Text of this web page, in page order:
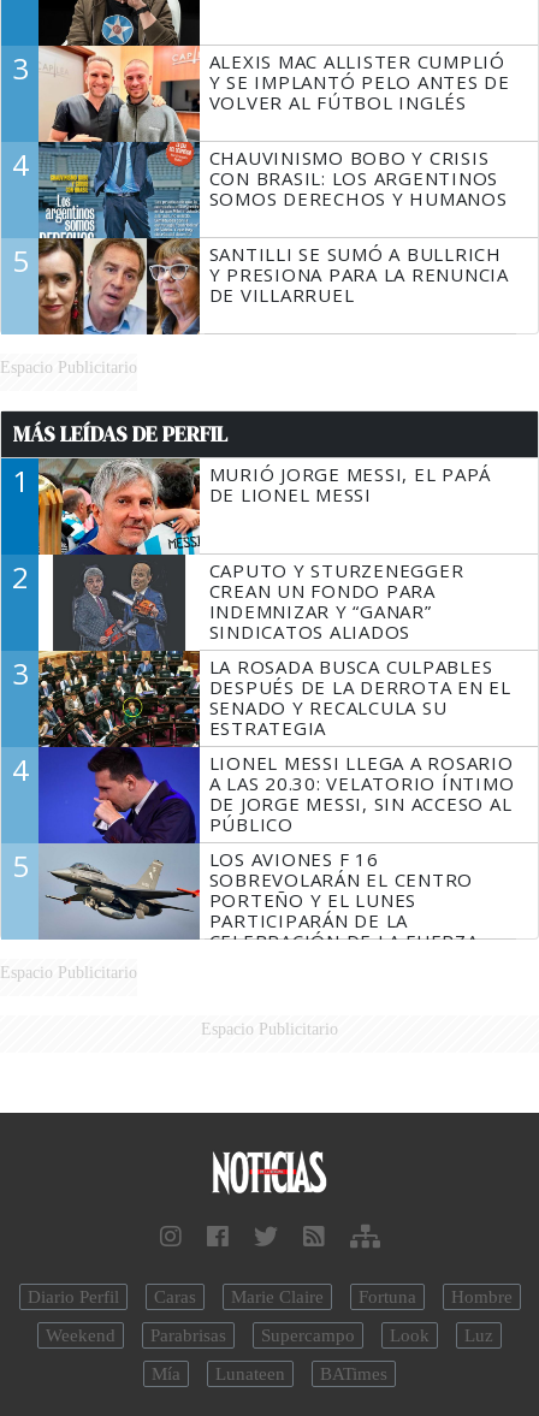
3
ALEXIS MAC ALLISTER CUMPLIÓ
Y SE IMPLANTÓ PELO ANTES DE
VOLVER AL FÚTBOL INGLÉS
4
CHAUVINISMO BOBO Y CRISIS
CON BRASIL: LOS ARGENTINOS
SOMOS DERECHOS Y HUMANOS
5
SANTILLI SE SUMÓ A BULLRICH
Y PRESIONA PARA LA RENUNCIA
DE VILLARRUEL
Espacio Publicitario
MÁS LEÍDAS DE PERFIL
1
MURIÓ JORGE MESSI, EL PAPÁ
DE LIONEL MESSI
2
CAPUTO Y STURZENEGGER
CREAN UN FONDO PARA
INDEMNIZAR Y “GANAR”
SINDICATOS ALIADOS
3
LA ROSADA BUSCA CULPABLES
DESPUÉS DE LA DERROTA EN EL
SENADO Y RECALCULA SU
ESTRATEGIA
4
LIONEL MESSI LLEGA A ROSARIO
A LAS 20.30: VELATORIO ÍNTIMO
DE JORGE MESSI, SIN ACCESO AL
PÚBLICO
5
LOS AVIONES F 16
SOBREVOLARÁN EL CENTRO
PORTEÑO Y EL LUNES
PARTICIPARÁN DE LA
CELEBRACIÓN DE LA FUERZA
Espacio Publicitario
Espacio Publicitario
Diario Perfil Caras Marie Claire Fortuna
Hombre
Weekend
Parabrisas Supercampo Look
Luz
Mía
Lunateen BATimes